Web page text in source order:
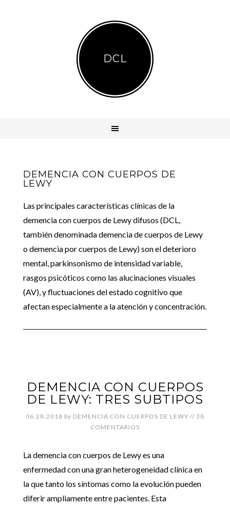
DCL
DEMENCIA CON CUERPOS DE
LEWY
Las principales características clínicas de la
demencia con cuerpos de Lewy difusos (DCL,
también denominada demencia de cuerpos de Lewy
o demencia por cuerpos de Lewy) son el deterioro
mental, parkinsonismo de intensidad variable,
rasgos psicóticos como las alucinaciones visuales
(AV), y fluctuaciones del estado cognitivo que
afectan especialmente a la atención y concentración.
DEMENCIA CON CUERPOS
DE LEWY: TRES SUBTIPOS
06.28.2018 by DEMENCIA CON CUERPOS DE LEWY // 38
COMENTARIOS
La demencia con cuerpos de Lewy es una
enfermedad con una gran heterogeneidad clínica en
la que tanto los síntomas como la evolución pueden
diferir ampliamente entre pacientes. Esta